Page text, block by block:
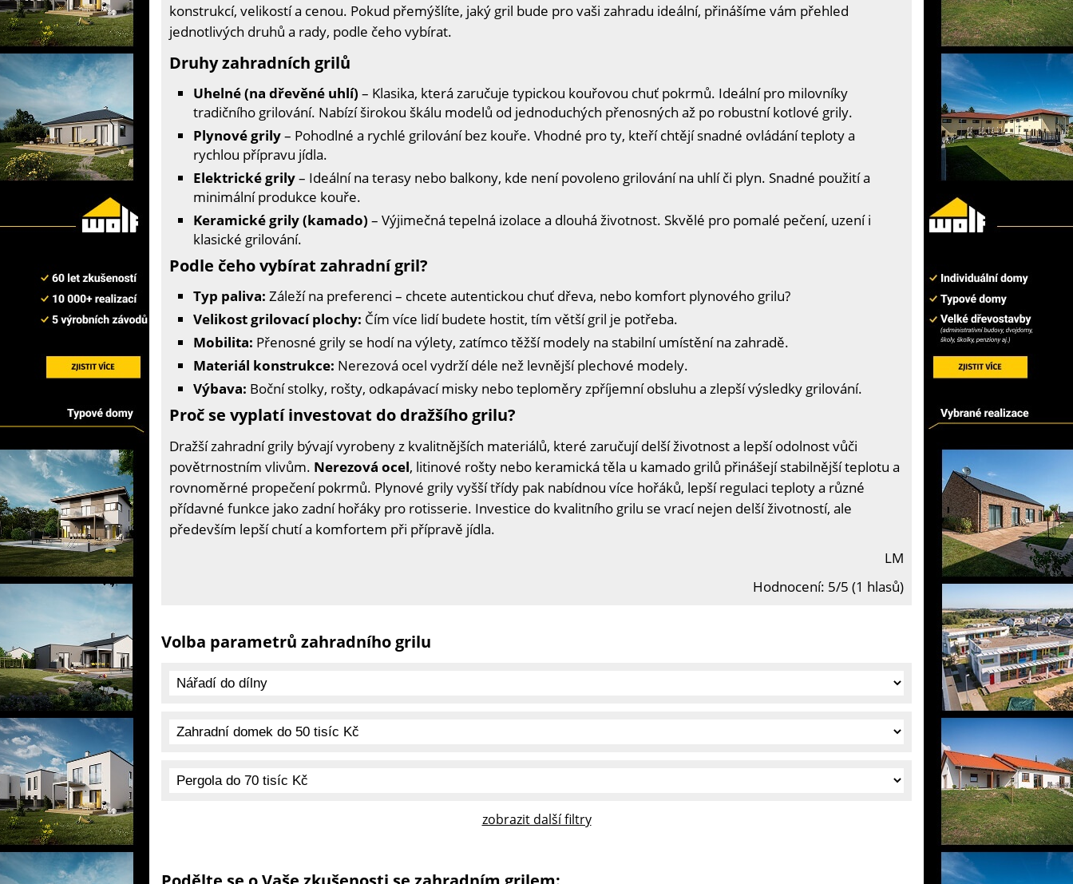
konstrukcí, velikostí a cenou. Pokud přemýšlíte, jaký gril bude pro vaši zahradu ideální, přinášíme vám přehled
jednotlivých druhů a rady, podle čeho vybírat.
Druhy zahradních grilů
Uhelné (na dřevěné uhlí) – Klasika, která zaručuje typickou kouřovou chuť pokrmů. Ideální pro milovníky
tradičního grilování. Nabízí širokou škálu modelů od jednoduchých přenosných až po robustní kotlové grily.
Plynové grily– Pohodlné a rychlé grilování bez kouře. Vhodné pro ty, kteří chtějí snadné ovládání teploty a
rychlou přípravu jídla.
Elektrické grily– Ideální na terasy nebo balkony, kde není povoleno grilování na uhlí či plyn. Snadné použití a
minimální produkce kouře.
Keramické grily (kamado) – Výjimečná tepelná izolace a dlouhá životnost. Skvělé pro pomalé pečení, uzení i
klasické grilování.
Podle čeho vybírat zahradní gril?
Typ paliva: Záleží na preferenci – chcete autentickou chuť dřeva, nebo komfort plynového grilu?
Velikost grilovací plochy: Čím více lidí budete hostit, tím větší gril je potřeba.
Mobilita: Přenosné grily se hodí na výlety, zatímco těžší modely na stabilní umístění na zahradě.
Materiál konstrukce: Nerezová ocel vydrží déle než levnější plechové modely.
Výbava: Boční stolky, rošty, odkapávací misky nebo teploměry zpříjemní obsluhu a zlepší výsledky grilování.
Proč se vyplatí investovat do dražšího grilu?
Dražší zahradní grily bývají vyrobeny z kvalitnějších materiálů, které zaručují delší životnost a lepší odolnost vůči
povětrnostním vlivům. Nerezová ocel, litinové rošty nebo keramická těla u kamado grilů přinášejí stabilnější teplotu a
rovnoměrné propečení pokrmů. Plynové grily vyšší třídy pak nabídnou více hořáků, lepší regulaci teploty a různé
přídavné funkce jako zadní hořáky pro rotisserie. Investice do kvalitního grilu se vrací nejen delší životností, ale
především lepší chutí a komfortem při přípravě jídla.
LM
Hodnocení: 5/5 (1 hlasů)
Volba parametrů zahradního grilu
zobrazit další filtry